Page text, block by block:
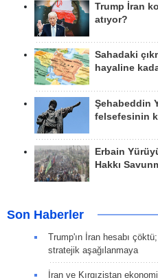
Trump İran
atıyor?
Sahadaki
hayaline
Şehabeddin
felsefesinin
Erbain
Hakkı
Son Haberler
Trump'ın İran hesabı
stratejik aşağılanmaya
İran ve Kırgızistan